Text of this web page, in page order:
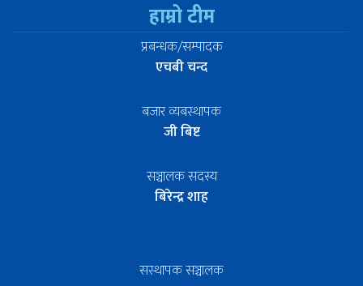
हाम्रो टीम
प्रबन्धक/सम्पादक
एचबी चन्द
बजार व्यबस्थापक
जी बिष्ट
सञ्चालक सदस्य
बिरेन्द्र शाह
सस्थापक सञ्चालक